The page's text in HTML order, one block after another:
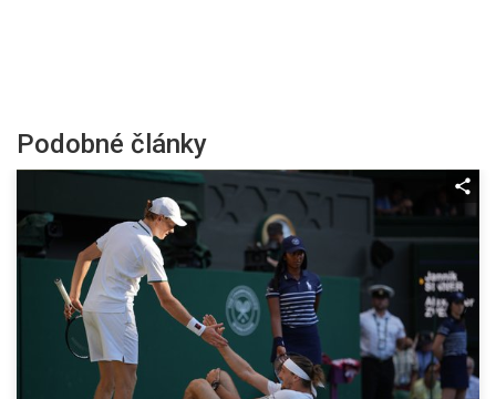
Podobné články